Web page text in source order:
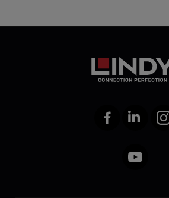
FacebookLinkedIn
YouTube